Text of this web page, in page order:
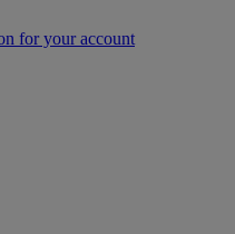
for your account